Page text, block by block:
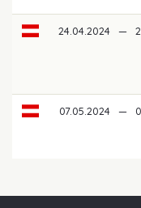
24.04.2024 —
07.05.2024 —